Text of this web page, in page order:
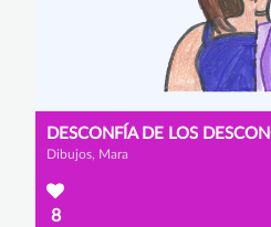
Dibujos, Mara
8